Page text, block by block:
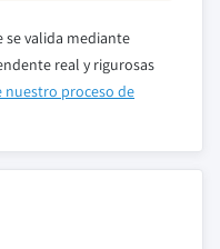
se valida mediante
real y rigurosas
nuestro proceso de